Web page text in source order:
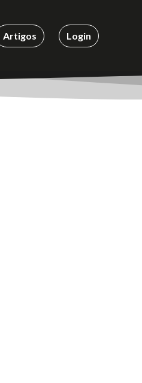
Artigos Login